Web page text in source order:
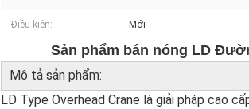
Điều kiện: Mới
Sản phẩm bán nóng LD
Mô tả sản phẩm:
LD Type Overhead Crane là giải pháp cao